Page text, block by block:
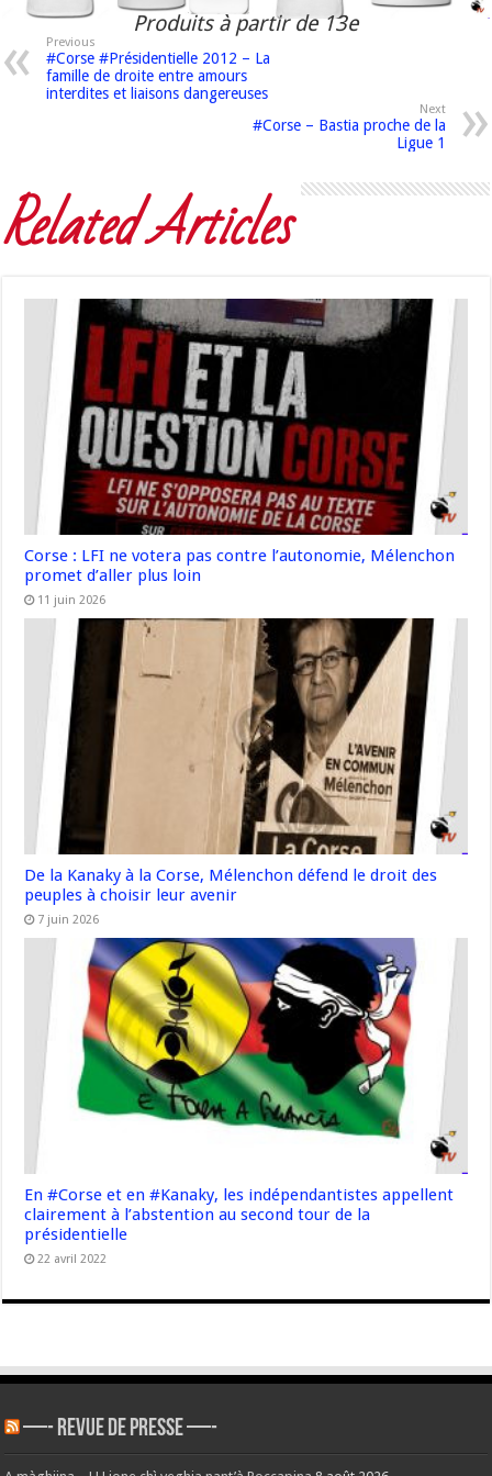
Produits à partir de 13e
Previous
#Corse #Présidentielle 2012 – La
famille de droite entre amours
interdites et liaisons dangereuses
Next
#Corse – Bastia proche de la
Ligue 1
Related Articles
Corse : LFI ne votera pas contre l’autonomie, Mélenchon
promet d’aller plus loin
11 juin 2026
De la Kanaky à la Corse, Mélenchon défend le droit des
peuples à choisir leur avenir
7 juin 2026
En #Corse et en #Kanaky, les indépendantistes appellent
clairement à l’abstention au second tour de la
présidentielle
22 avril 2022
—- REVUE DE PRESSE —-